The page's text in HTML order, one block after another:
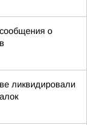
о
ликвидировали